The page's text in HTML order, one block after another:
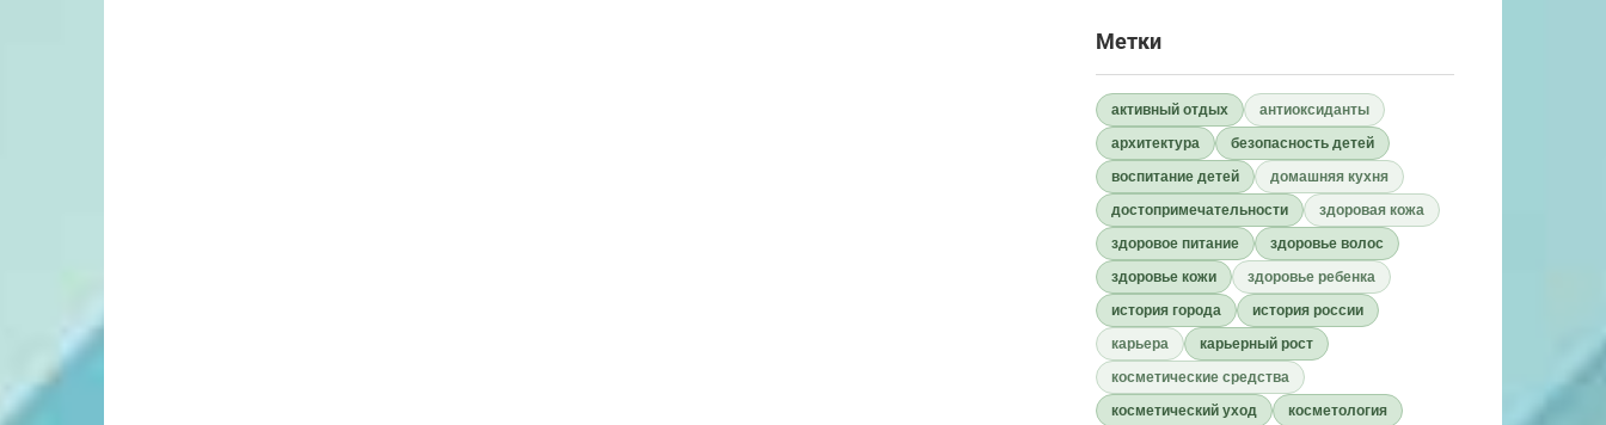
Метки
активный отдых
антиоксиданты
архитектура
безопасность детей
воспитание детей
домашняя кухня
достопримечательности
здоровая кожа
здоровое питание
здоровье волос
здоровье кожи
здоровье ребенка
история города
история россии
карьера
карьерный рост
косметические средства
косметический уход
косметология